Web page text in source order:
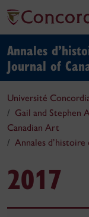
Annales
Journal of
Université
Gail and Stephen
Canadian Art
Annales d’histoire
2017